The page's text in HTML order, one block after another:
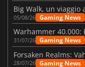
Big Walk, un viaggio
05/08/26 Gaming News
31/07/26 Gaming News
28/07/26 Gaming News